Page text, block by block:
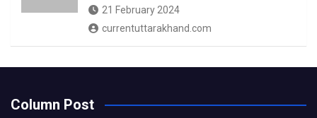
21 February 2024
currentuttarakhand.com
Column Post